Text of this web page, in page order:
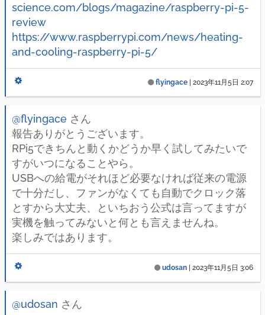
science.com/blogs/magazine/raspberry-pi-5-
review
https://www.raspberrypi.com/news/heating-
and-cooling-raspberry-pi-5/
flyingace 2023年11月5日 2:07
@flyingace さん
報告ありがとうございます。
RPi5できちんと動くかどうか早く試してみたいで
すがいつになることやら。
USBへの給電がそれほど必要なければ従来の電源
で十分だし、ファンがなくても自動でクロック落
とすから大丈夫、といちおう公式は言ってますが
実機を触ってみないと何とも言えませんね。
楽しみではあります。
udosan 2023年11月5日 3:06
@udosan さん